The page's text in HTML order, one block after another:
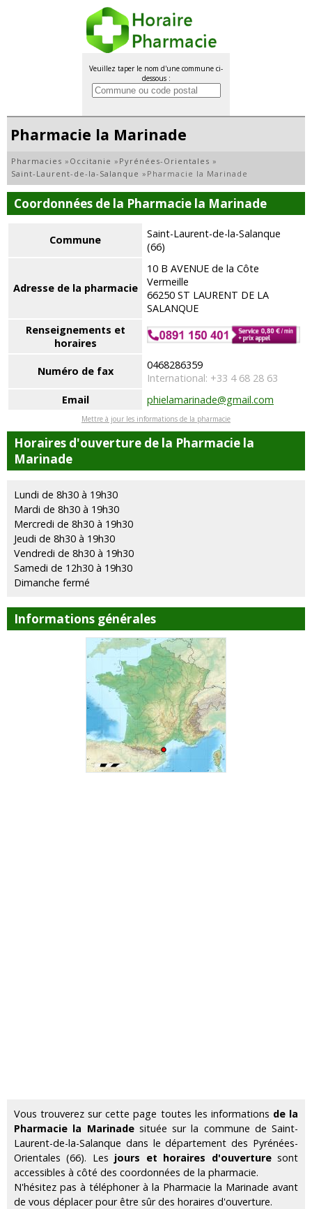
Veuillez taper le nom d'une commune ci-
dessous :
Pharmacie la Marinade
Pharmacies » Occitanie » Pyrénées-Orientales »
Saint-Laurent-de-la-Salanque » Pharmacie la Marinade
Coordonnées de la Pharmacie la Marinade
Commune
Saint-Laurent-de-la-Salanque
(66)
Adresse de la pharmacie
10 B AVENUE de la Côte
Vermeille
66250 ST LAURENT DE LA
SALANQUE
Renseignements et
horaires
Numéro de fax
0468286359
International: +33 4 68 28 63
Email
phielamarinade@gmail.com
Mettre à jour les informations de la pharmacie
Horaires d'ouverture de la Pharmacie la
Marinade
Lundi de 8h30 à 19h30
Mardi de 8h30 à 19h30
Mercredi de 8h30 à 19h30
Jeudi de 8h30 à 19h30
Vendredi de 8h30 à 19h30
Samedi de 12h30 à 19h30
Dimanche fermé
Informations générales
Vous trouverez sur cette page toutes les informations de la
Pharmacie la Marinadesituée sur la commune de Saint-
Laurent-de-la-Salanque dans le département des Pyrénées-
Orientales (66). Les jours et horaires d'ouverturesont
accessibles à côté des coordonnées de la pharmacie.
N'hésitez pas à téléphoner à la Pharmacie la Marinade avant
de vous déplacer pour être sûr des horaires d'ouverture.